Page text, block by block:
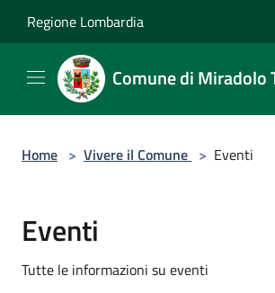
Regione Lombardia
Comune di Miradolo
Home > Vivere il Comune > Eventi
Eventi
Tutte le informazioni su eventi